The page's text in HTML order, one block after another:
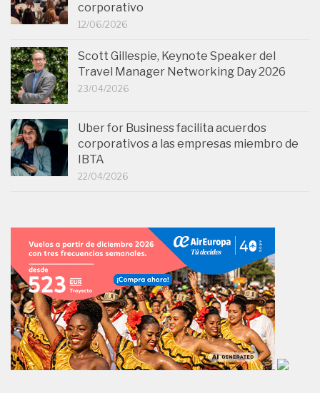
corporativo
12/06/2026
Scott Gillespie, Keynote Speaker del
Travel Manager Networking Day 2026
23/04/2026
Uber for Business facilita acuerdos
corporativos a las empresas miembro de
IBTA
22/04/2026